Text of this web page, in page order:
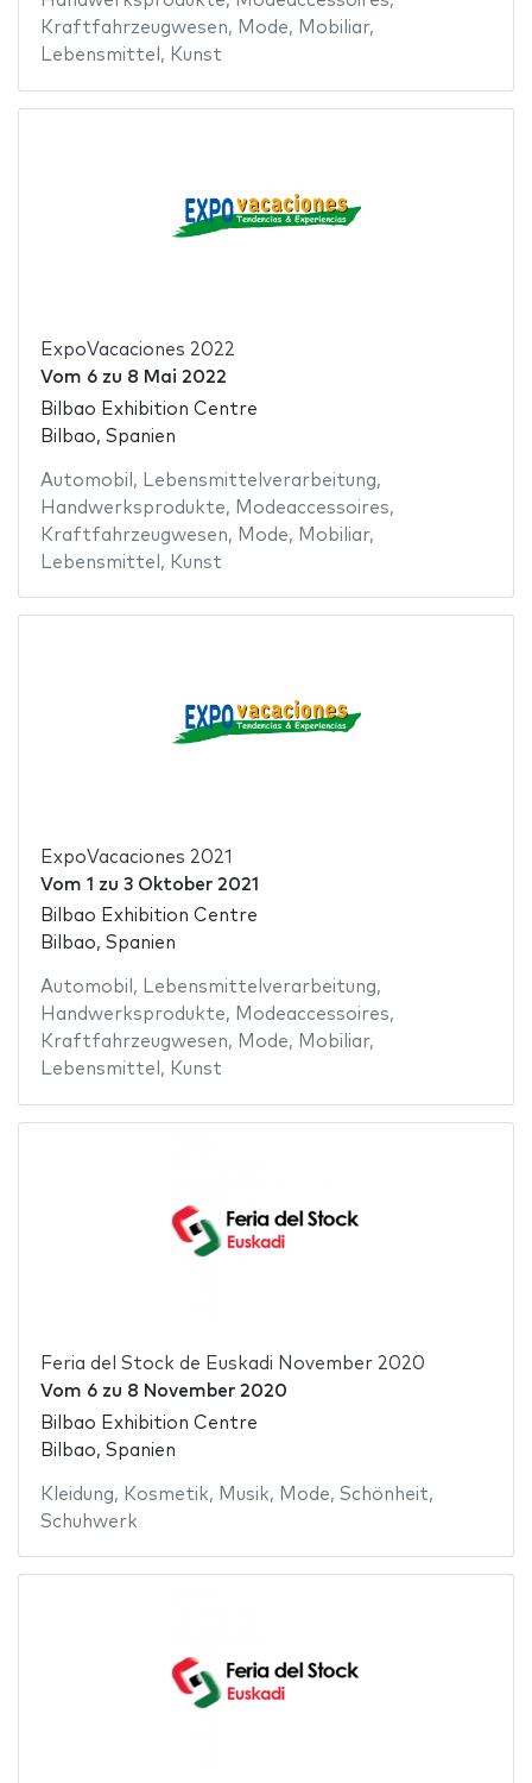
Kraftfahrzeugwesen, Mode, Mobiliar,
Lebensmittel , Kunst
ExpoVacaciones 2022
Vom 6zu 8 Mai 2022
Bilbao Exhibition Centre
Bilbao, Spanien
Automobil , Lebensmittelverarbeitung,
Handwerksprodukte, Modeaccessoires,
Kraftfahrzeugwesen, Mode, Mobiliar,
Lebensmittel , Kunst
ExpoVacaciones 2021
Vom 1 zu 3 Oktober 2021
Bilbao Exhibition Centre
Bilbao, Spanien
Automobil , Lebensmittelverarbeitung,
Handwerksprodukte, Modeaccessoires,
Kraftfahrzeugwesen, Mode, Mobiliar,
Lebensmittel , Kunst
Feria del Stock de Euskadi November 2020
Vom 6zu 8 November 2020
Bilbao Exhibition Centre
Bilbao, Spanien
Kleidung, Kosmetik, Musik, Mode, Schönheit,
Schuhwerk